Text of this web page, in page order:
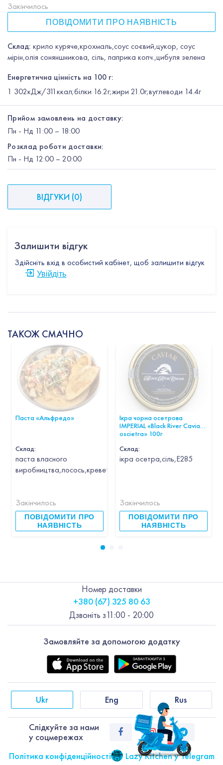
Склад: крило куряче,крохмаль,соус соєвий,цукор, соус
мірін,олія соняншникова, сіль, паприка копч.,цибуля зелена
Енергетична цінність на 100 г:
1 302кДж/311ккал;білки 16.2г;жири 21.0г;вуглеводи 14.4г
Закінчилось
ПОВІДОМИТИ ПРО НАЯВНІСТЬ
Прийом замовлень на доставку:
Пн - Нд 11:00 – 18:00
Розклад роботи доставки:
Пн - Нд 12:00 – 20:00
ВІДГУКИ (0)
Залишити відгук
Здійсніть вхід в особистий кабінет, щоб залишити відгук
Увійдіть
ТАКОЖ СМАЧНО
Паста «Альфредо»
Склад:
паста власного
Закінчилось
ПОВІДОМИТИ ПРО
НАЯВНІСТЬ
Ікра чорна осетрова
IMPERIAL «Black River Caviar
oscietra» 100г
Склад:
ікра осетра,сіль,Е285
Закінчилось
ПОВІДОМИТИ ПРО
НАЯВНІСТЬ
Замовляйте за допомогою додатку
Слiдкуйте за нами
у соцмережах
Ukr Eng Rus
Номер доставки
+380 (67) 325 80 63
Дзвоніть з11:00 - 20:00
Політика конфіденційності Lazy Kitchen у Telegram